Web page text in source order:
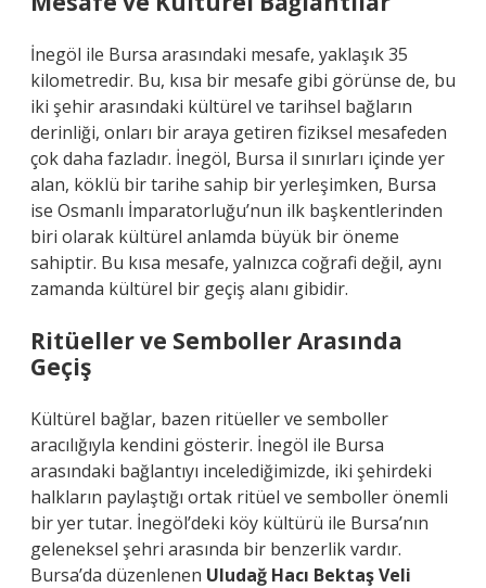
İnegöl ile Bursa arasındaki mesafe, yaklaşık 35
kilometredir. Bu, kısa bir mesafe gibi görünse de, bu
iki şehir arasındaki kültürel ve tarihsel bağların
derinliği, onları bir araya getiren fiziksel mesafeden
çok daha fazladır. İnegöl, Bursa il sınırları içinde yer
alan, köklü bir tarihe sahip bir yerleşimken, Bursa
ise Osmanlı İmparatorluğu’nun ilk başkentlerinden
biri olarak kültürel anlamda büyük bir öneme
sahiptir. Bu kısa mesafe, yalnızca coğrafi değil, aynı
zamanda kültürel bir geçiş alanı gibidir.
Ritüeller ve Semboller Arasında
Geçiş
Kültürel bağlar, bazen ritüeller ve semboller
aracılığıyla kendini gösterir. İnegöl ile Bursa
arasındaki bağlantıyı incelediğimizde, iki şehirdeki
halkların paylaştığı ortak ritüel ve semboller önemli
bir yer tutar. İnegöl’deki köy kültürü ile Bursa’nın
geleneksel şehri arasında bir benzerlik vardır.
Bursa’da düzenlenen Uludağ Hacı Bektaş Veli